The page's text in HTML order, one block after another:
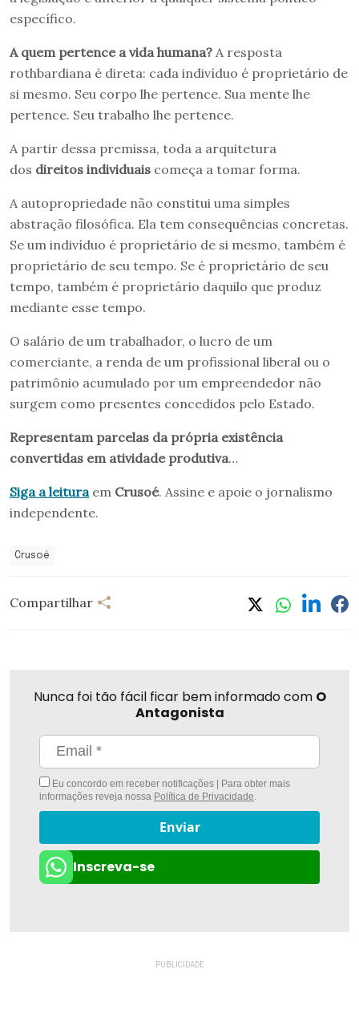
específico.
A quem pertence a vida humana? A resposta
rothbardiana é direta: cada indivíduo é proprietário de
si mesmo. Seu corpo lhe pertence. Sua mente lhe
pertence. Seu trabalho lhe pertence.
A partir dessa premissa, toda a arquitetura
dos direitos individuais começa a tomar forma.
A autopropriedade não constitui uma simples
abstração filosófica. Ela tem consequências concretas.
Se um indivíduo é proprietário de si mesmo, também é
proprietário de seu tempo. Se é proprietário de seu
tempo, também é proprietário daquilo que produz
mediante esse tempo.
O salário de um trabalhador, o lucro de um
comerciante, a renda de um profissional liberal ou o
patrimônio acumulado por um empreendedor não
surgem como presentes concedidos pelo Estado.
Representam parcelas da própria existência
convertidas em atividade produtiva…
Siga a leituraem Crusoé. Assine e apoie o jornalismo
independente.
Crusoé
Compartilhar
Nunca foi tão fácil ficar bem informado com O
Antagonista
Eu concordo em receber notificações | Para obter mais
informações reveja nossa Política de Privacidade.
Enviar
Inscreva-se